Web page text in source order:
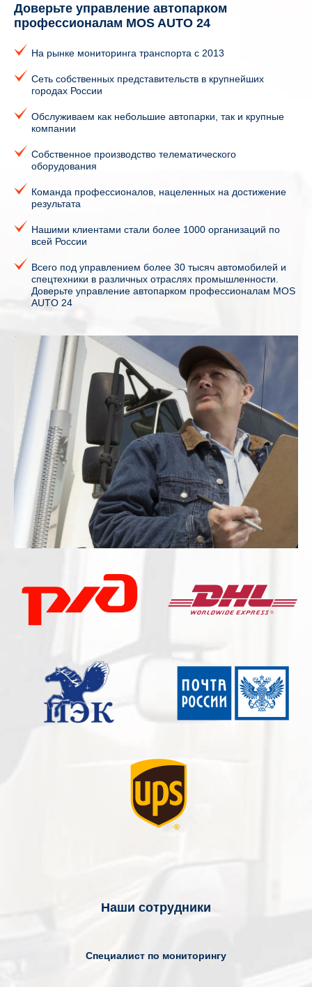
Доверьте управление автопарком
профессионалам MOS AUTO 24
На рынке мониторинга транспорта с 2013
Сеть собственных представительств в крупнейших
городах России
Обслуживаем как небольшие автопарки, так и крупные
компании
Собственное производство телематического
оборудования
Команда профессионалов, нацеленных на достижение
результата
Нашими клиентами стали более 1000 организаций по
всей России
Всего под управлением более 30 тысяч автомобилей и
спецтехники в различных отраслях промышленности.
Доверьте управление автопарком профессионалам MOS
AUTO 24
Наши сотрудники
Специалист по мониторингу